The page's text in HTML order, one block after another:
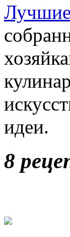
идеи.
8